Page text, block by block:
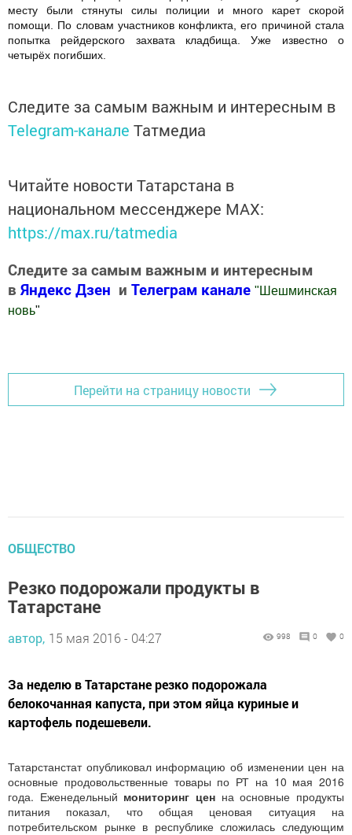
месту были стянуты силы полиции и много карет скорой
помощи. По словам участников конфликта, его причиной стала
попытка рейдерского захвата кладбища. Уже известно о
четырёх погибших.
Следите за самым важным и интересным в
Telegram-канале Татмедиа
Читайте новости Татарстана в
национальном мессенджере MАХ:
https://max.ru/tatmedia
Следите за самым важным и интересным
в Яндекс Дзен и Телеграм канале " Шешминская
новь"
Перейти на страницу новости
ОБЩЕСТВО
Резко подорожали продукты в
Татарстане
автор, 15 мая 2016 - 04:27 998 0 0
За неделю в Татарстане резко подорожала
белокочанная капуста, при этом яйца куриные и
картофель подешевели.
Татарстанстат опубликовал информацию об изменении цен на
основные продовольственные товары по РТ на 10 мая 2016
года. Еженедельный мониторинг цен на основные продукты
питания показал, что общая ценовая ситуация на
потребительском рынке в республике сложилась следующим